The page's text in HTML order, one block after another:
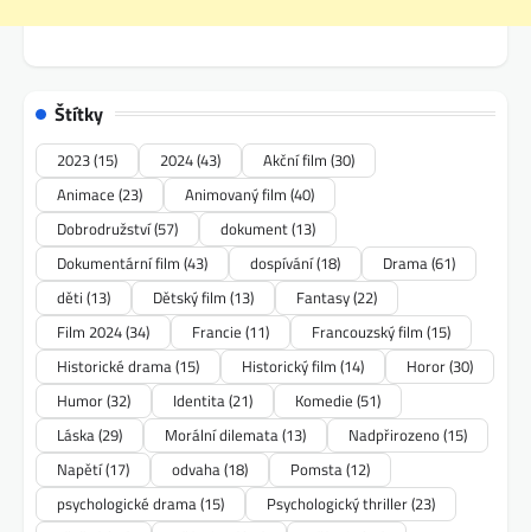
Štítky
2023(15) 2024(43) Akční film (30)
Animace (23) Animovaný film (40)
Dobrodružství(57) dokument(13)
Dokumentární film (43) dospívání(18) Drama(61)
děti (13) Dětský film (13) Fantasy(22)
Film 2024(34) Francie (11) Francouzský film (15)
Historické drama(15) Historický film (14) Horor(30)
Humor(32) Identita(21) Komedie (51)
Láska(29) Morální dilemata(13) Nadpřirozeno(15)
Napětí(17) odvaha(18) Pomsta(12)
psychologické drama(15) Psychologický thriller(23)